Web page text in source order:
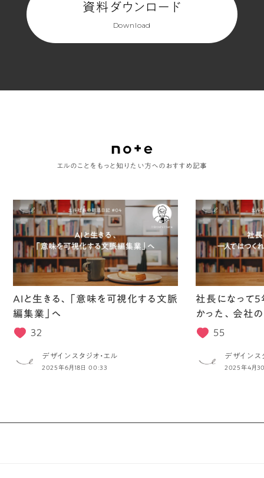
資料ダウンロード
Download
エルのことをもっと知りたい方へのおすすめ記事
AIと生きる、「意味を可視化する文脈
編集業」へ
32
デザインスタジオ・エル
2025年6月18日 00:33
社長になって5
かった、会社
55
デザインス
2025年4月